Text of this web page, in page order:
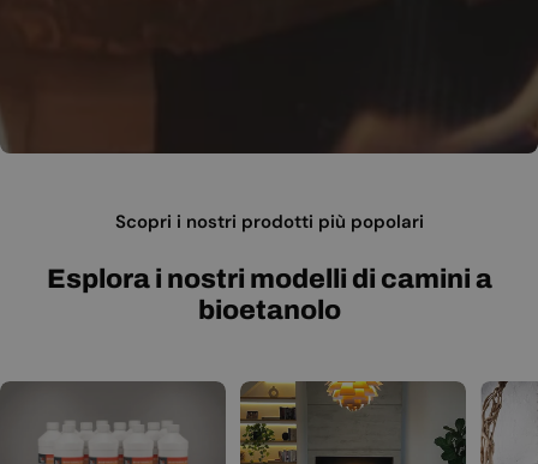
Scopri i nostri prodotti più popolari
Esplora i nostri modelli di camini a
bioetanolo